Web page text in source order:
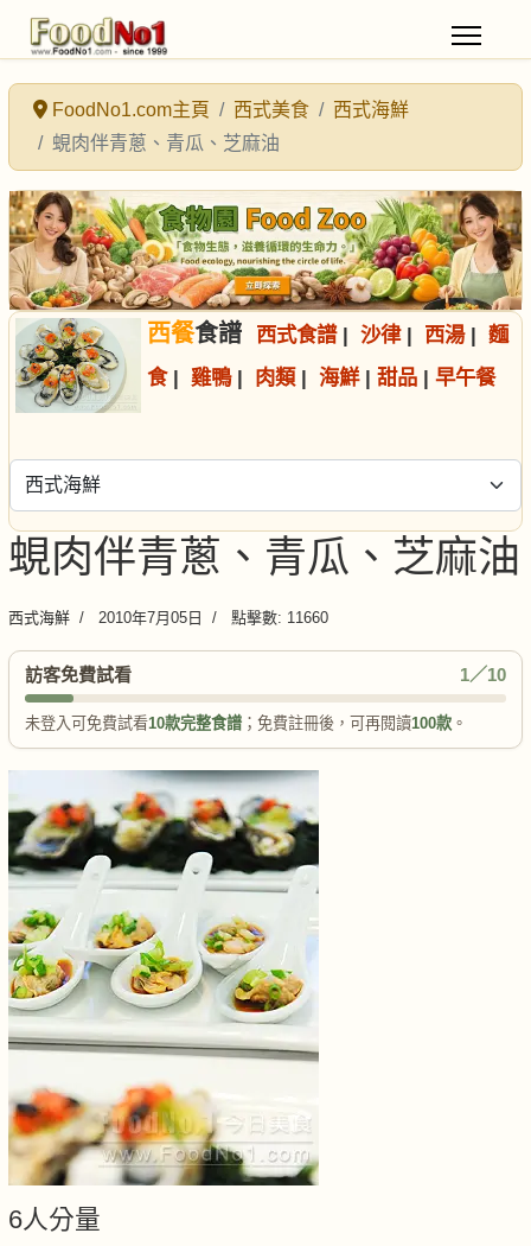
FoodNo1.com主頁 西式美食
西式海鮮
蜆肉伴青蔥、青瓜、芝麻油
西餐食譜 西式食譜| 沙律| 西湯| 麵
食| 雞鴨| 肉類 | 海鮮| 甜品 | 早午餐
選擇食譜分類
蜆肉伴青蔥、青瓜、芝麻油
西式海鮮 2010年7月05日 點擊數: 11660
訪客免費試看 1／10
未登入可免費試看10款完整食譜 ；免費註冊後，可再閱讀100款 。
6人分量